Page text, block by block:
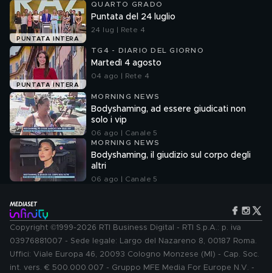
PUNTATA INTERA
QUARTO GRADO
Puntata del 24 luglio
24 lug | Rete 4
PUNTATA INTERA
TG4 - DIARIO DEL GIORNO
Martedì 4 agosto
04 ago | Rete 4
MORNING NEWS
Bodyshaming, ad essere giudicati non
solo i vip
06 ago | Canale 5
MORNING NEWS
Bodyshaming, il giudizio sul corpo degli
altri
06 ago | Canale 5
Copyright ©1999-2026 RTI Business Digital - RTI S.p.A.: p. iva
03976881007 - Sede legale: Largo del Nazareno 8, 00187 Roma.
Uffici: Viale Europa 46, 20093 Cologno Monzese (MI) - Cap. Soc.
int. vers. € 500.000.007 - Gruppo MFE Media For Europe N.V. -